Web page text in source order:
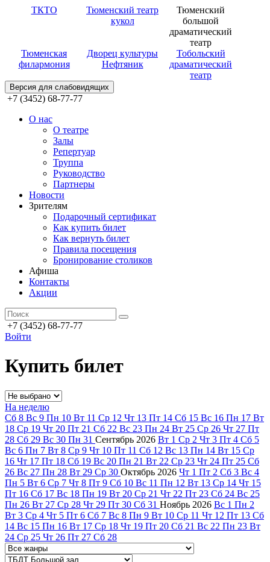
ТКТО
Тюменский театр
кукол
Тюменский
большой
драматический
театр
Тюменская
филармония
Дворец культуры
Нефтяник
Тобольский
драматический
театр
Версия для слабовидящих
+7 (3452) 68-77-77
О нас
О театре
Залы
Репертуар
Труппа
Руководство
Партнеры
Новости
Зрителям
Подарочный сертификат
Как купить билет
Как вернуть билет
Правила посещения
Бронирование столиков
Афиша
Контакты
Акции
+7 (3452) 68-77-77
Войти
Купить билет
На неделю
Сб 8 Вс 9 Пн 10 Вт 11 Ср 12 Чт 13 Пт 14 Сб 15 Вс 16 Пн 17 Вт
18 Ср 19 Чт 20 Пт 21 Сб 22 Вс 23 Пн 24 Вт 25 Ср 26 Чт 27 Пт
28 Сб 29 Вс 30 Пн 31 Сентябрь 2026 Вт 1 Ср 2 Чт 3 Пт 4 Сб 5
Вс 6 Пн 7 Вт 8 Ср 9 Чт 10 Пт 11 Сб 12 Вс 13 Пн 14 Вт 15 Ср
16 Чт 17 Пт 18 Сб 19 Вс 20 Пн 21 Вт 22 Ср 23 Чт 24 Пт 25 Сб
26 Вс 27 Пн 28 Вт 29 Ср 30 Октябрь 2026 Чт 1 Пт 2 Сб 3 Вс 4
Пн 5 Вт 6 Ср 7 Чт 8 Пт 9 Сб 10 Вс 11 Пн 12 Вт 13 Ср 14 Чт 15
Пт 16 Сб 17 Вс 18 Пн 19 Вт 20 Ср 21 Чт 22 Пт 23 Сб 24 Вс 25
Пн 26 Вт 27 Ср 28 Чт 29 Пт 30 Сб 31 Ноябрь 2026 Вс 1 Пн 2
Вт 3 Ср 4 Чт 5 Пт 6 Сб 7 Вс 8 Пн 9 Вт 10 Ср 11 Чт 12 Пт 13 Сб
14 Вс 15 Пн 16 Вт 17 Ср 18 Чт 19 Пт 20 Сб 21 Вс 22 Пн 23 Вт
24 Ср 25 Чт 26 Пт 27 Сб 28